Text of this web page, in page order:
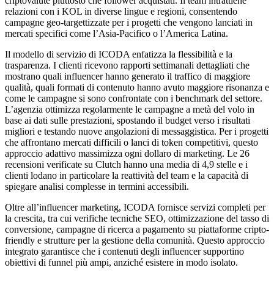
relazioni con i KOL in diverse lingue e regioni, consentendo
campagne geo-targettizzate per i progetti che vengono lanciati in
mercati specifici come l’Asia-Pacifico o l’America Latina.
Il modello di servizio di ICODA enfatizza la flessibilità e la
trasparenza. I clienti ricevono rapporti settimanali dettagliati che
mostrano quali influencer hanno generato il traffico di maggiore
qualità, quali formati di contenuto hanno avuto maggiore risonanza e
come le campagne si sono confrontate con i benchmark del settore.
L’agenzia ottimizza regolarmente le campagne a metà del volo in
base ai dati sulle prestazioni, spostando il budget verso i risultati
migliori e testando nuove angolazioni di messaggistica. Per i progetti
che affrontano mercati difficili o lanci di token competitivi, questo
approccio adattivo massimizza ogni dollaro di marketing. Le 26
recensioni verificate su Clutch hanno una media di 4,9 stelle e i
clienti lodano in particolare la reattività del team e la capacità di
spiegare analisi complesse in termini accessibili.
Oltre all’influencer marketing, ICODA fornisce servizi completi per
la crescita, tra cui verifiche tecniche SEO, ottimizzazione del tasso di
conversione, campagne di ricerca a pagamento su piattaforme cripto-
friendly e strutture per la gestione della comunità. Questo approccio
integrato garantisce che i contenuti degli influencer supportino
obiettivi di funnel più ampi, anziché esistere in modo isolato.